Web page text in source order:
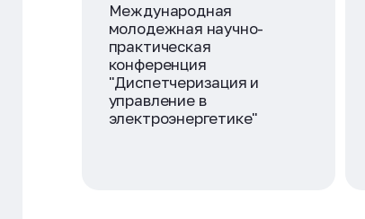
Международная
молодежная научно-
практическая
конференция
"Диспетчеризация и
управление в
электроэнергетике"